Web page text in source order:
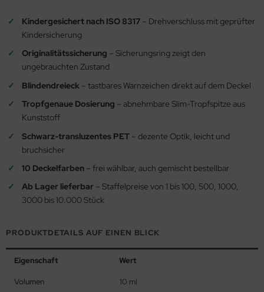
Kindergesichert nach ISO 8317– Drehverschluss mit geprüfter
Kindersicherung
Originalitätssicherung – Sicherungsring zeigt den
ungebrauchten Zustand
Blindendreieck– tastbares Warnzeichen direkt auf dem Deckel
Tropfgenaue Dosierung – abnehmbare Slim-Tropfspitze aus
Kunststoff
Schwarz-transluzentes PET– dezente Optik, leicht und
bruchsicher
10 Deckelfarben– frei wählbar, auch gemischt bestellbar
Ab Lager lieferbar– Staffelpreise von 1 bis 100, 500, 1000,
3000 bis 10.000 Stück
PRODUKTDETAILS AUF EINEN BLICK
Eigenschaft
Wert
Volumen
10 ml